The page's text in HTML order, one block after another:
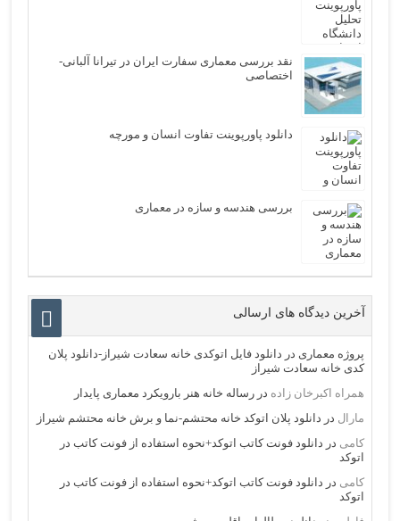
نقد بررسی معماری سفارت ایران در تیرانا آلبانی-
اختصاصی
دانلود پاورپوینت تفاوت انسان و مورچه
بررسی هندسه و سازه در معماری
آخرین دیدگاه های ارسالی
پروژه معماری در دانلود فایل اتوکدی خانه سعادت شیراز-دانلود پلان
کدی خانه سعادت شیراز
همراه اکبرخان زاده دررساله خانه هنر بارویکرد معماری پایدار
مارال در دانلود پلان اتوکد خانه محتشم-نما و برش خانه محتشم شیراز
کامی در دانلود فونت کاتب اتوکد+نحوه استفاده از فونت کاتب در
اتوکد
کامی در دانلود فونت کاتب اتوکد+نحوه استفاده از فونت کاتب در
اتوکد